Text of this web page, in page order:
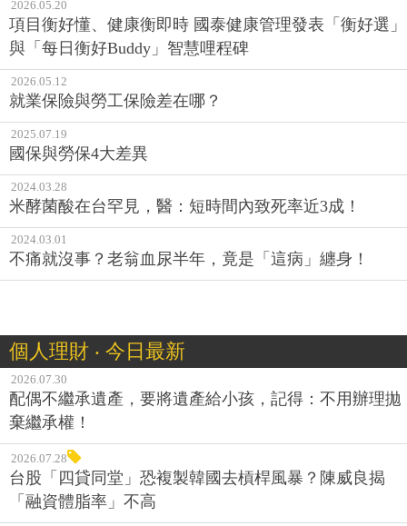
2026.05.20
項目衡好懂、健康衡即時 國泰健康管理發表「衡好選」
與「每日衡好Buddy」智慧哩程碑
2026.05.12
就業保險與勞工保險差在哪？
2025.07.19
國保與勞保4大差異
2024.03.28
米酵菌酸在台罕見，醫：短時間內致死率近3成！
2024.03.01
不痛就沒事？老翁血尿半年，竟是「這病」纏身！
個人理財 ‧ 今日最新
2026.07.30
配偶不繼承遺產，要將遺產給小孩，記得：不用辦理拋
棄繼承權！
2026.07.28
台股「四貸同堂」恐複製韓國去槓桿風暴？陳威良揭
「融資體脂率」不高